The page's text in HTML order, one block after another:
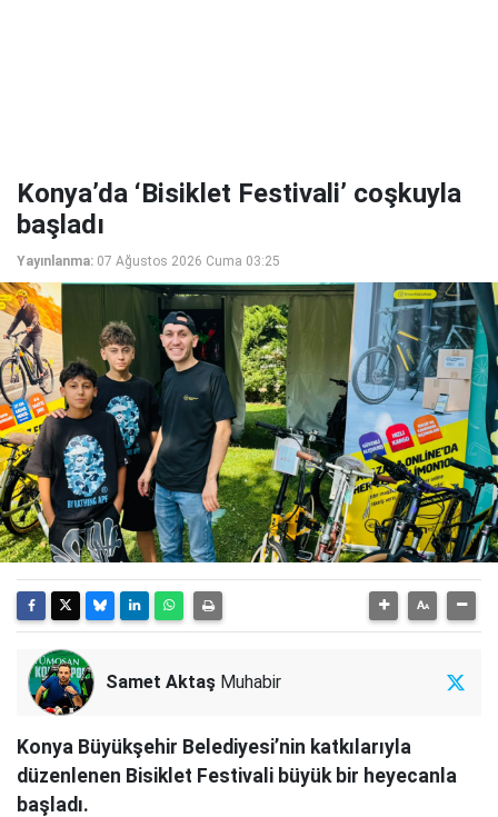
Konya’da ‘Bisiklet Festivali’ coşkuyla
başladı
Yayınlanma: 07 Ağustos 2026 Cuma 03:25
Samet Aktaş Muhabir
Konya Büyükşehir Belediyesi’nin katkılarıyla
düzenlenen Bisiklet Festivali büyük bir heyecanla
başladı.